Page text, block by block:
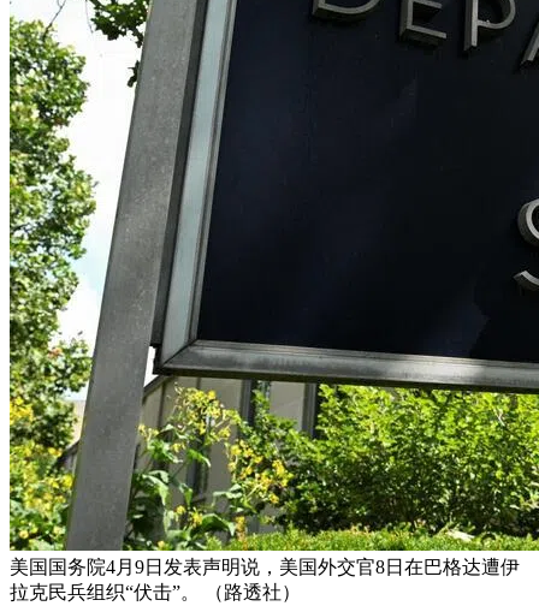
美国国务院4月9日发表声明说，美国外交官8日在巴格达遭伊
拉克民兵组织“伏击”。 （路透社）